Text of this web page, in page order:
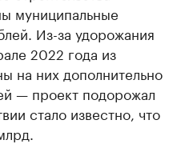
муниципальные
Из-за удорожания
2022 года из
на них дополнительно
— проект подорожал
стало известно, что